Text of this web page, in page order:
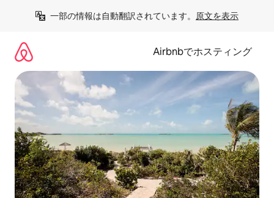
一部の情報は自動翻訳されています。 原文を表示
Airbnbでホスティング